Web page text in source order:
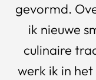
gevormd.
ik nieuwe
culinaire
werk ik in